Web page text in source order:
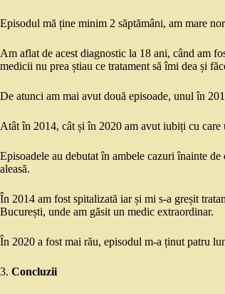
Episodul mă ține minim 2 săptămâni, am mare
Am aflat de acest diagnostic la 18 ani, când am
medicii nu prea știau ce tratament să îmi dea și
De atunci am mai avut două episoade, unul în
Atât în 2014, cât și în 2020 am avut iubiți cu care
Episoadele au debutat în ambele cazuri înainte
aleasă.
În 2014 am fost spitalizată iar și mi s-a greșit
București, unde am găsit un medic extraordinar.
În 2020 a fost mai rău, episodul m-a ținut patru
3. Concluzii